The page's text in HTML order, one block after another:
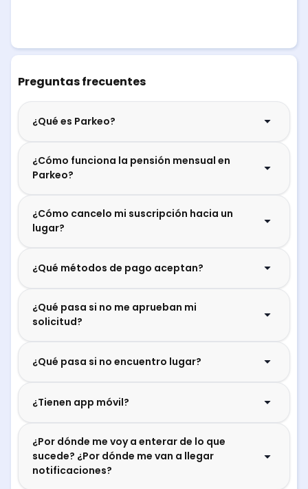
Preguntas frecuentes
¿Qué es Parkeo?
¿Cómo funciona la pensión mensual en
Parkeo?
¿Cómo cancelo mi suscripción hacia un
lugar?
¿Qué métodos de pago aceptan?
¿Qué pasa si no me aprueban mi
solicitud?
¿Qué pasa si no encuentro lugar?
¿Tienen app móvil?
¿Por dónde me voy a enterar de lo que
sucede? ¿Por dónde me van a llegar
notificaciones?